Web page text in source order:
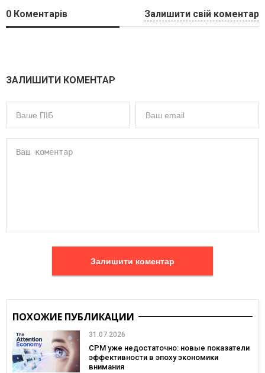
0 Коментарів Залишити свій коментар
ЗАЛИШИТИ КОМЕНТАР
Залишити коментар
ПОХОЖИЕ ПУБЛИКАЦИИ
31.07.2026
CPM уже недостаточно: новые показатели
эффективности в эпоху экономики
внимания